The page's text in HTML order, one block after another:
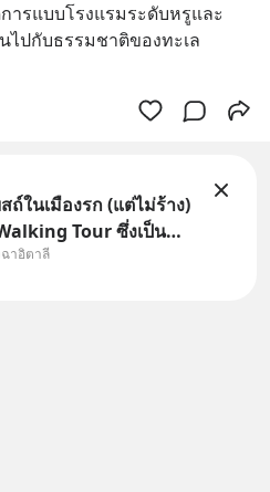
ารแบบโรงแรมระดับหรูและ
ปกับธรรมชาติของทะเล
ถ์ในเมืองรก (แต่ไม่ร้าง)
Tour ซึ่งเป็น
แสนจะโปรดปรานของ
าอิตาลี